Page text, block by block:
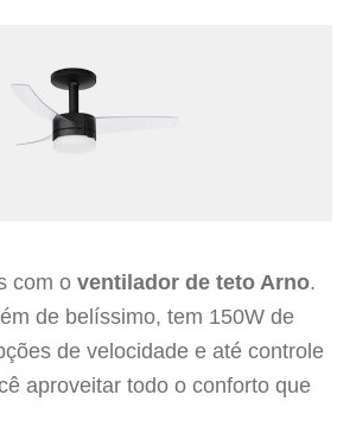
com o ventilador de teto Arno.
de belíssimo, tem 150W de
de velocidade e até controle
aproveitar todo o conforto que